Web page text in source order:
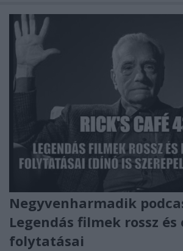
Negyvenharmadik
Legendás filmek rossz
folytatásai